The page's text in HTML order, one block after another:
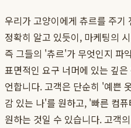
우리가 고양이에게 츄르를 주기
정확히 알고 있듯이, 마케팅의
즉 그들의 '츄르'가 무엇인지 파
표면적인 요구 너머에 있는 깊
언합니다. 고객은 단순히 '예쁜
감 있는 나'를 원하고, '빠른 컴
원하는 것일 수 있습니다. 고객